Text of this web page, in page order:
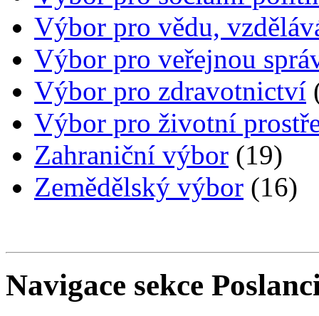
Výbor pro vědu,
Výbor pro veřejnou
Výbor pro zdravotnictví
Výbor pro životní
Zahraniční výbor (19)
Zemědělský výbor (16)
Navigace sekce